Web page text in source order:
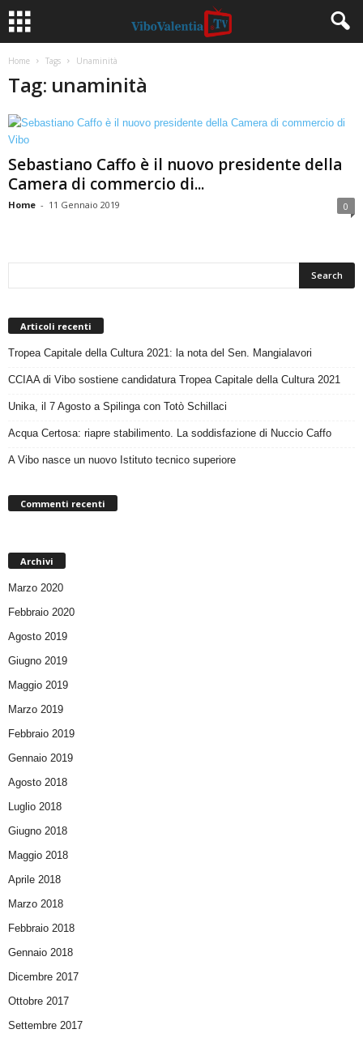
Home Tags Unaminità
Tag: unaminità
Sebastiano Caffo è il nuovo presidente della
Camera di commercio di...
Home - 11 Gennaio 2019 0
Articoli recenti
Tropea Capitale della Cultura 2021: la nota del Sen. Mangialavori
CCIAA di Vibo sostiene candidatura Tropea Capitale della Cultura 2021
Unika, il 7 Agosto a Spilinga con Totò Schillaci
Acqua Certosa: riapre stabilimento. La soddisfazione di Nuccio Caffo
A Vibo nasce un nuovo Istituto tecnico superiore
Commenti recenti
Archivi
Marzo 2020
Febbraio 2020
Agosto 2019
Giugno 2019
Maggio 2019
Marzo 2019
Febbraio 2019
Gennaio 2019
Agosto 2018
Luglio 2018
Giugno 2018
Maggio 2018
Aprile 2018
Marzo 2018
Febbraio 2018
Gennaio 2018
Dicembre 2017
Ottobre 2017
Settembre 2017